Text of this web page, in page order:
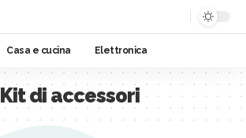
Casa e cucina Elettronica
Kit di accessori